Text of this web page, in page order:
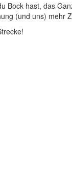
Bock hast, das
(und uns) mehr